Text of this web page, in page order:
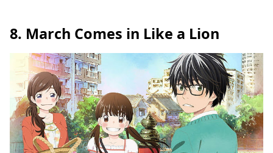
8. March Comes in Like a Lion